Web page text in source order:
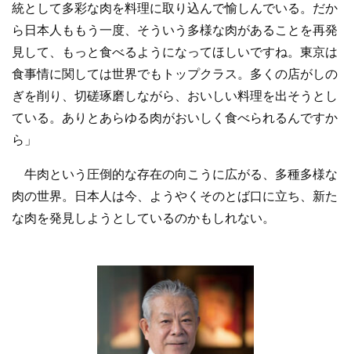
統として多彩な肉を料理に取り込んで愉しんでいる。だか
ら日本人ももう一度、そういう多様な肉があることを再発
見して、もっと食べるようになってほしいですね。東京は
食事情に関しては世界でもトップクラス。多くの店がしの
ぎを削り、切磋琢磨しながら、おいしい料理を出そうとし
ている。ありとあらゆる肉がおいしく食べられるんですか
ら」
牛肉という圧倒的な存在の向こうに広がる、多種多様な
肉の世界。日本人は今、ようやくそのとば口に立ち、新た
な肉を発見しようとしているのかもしれない。